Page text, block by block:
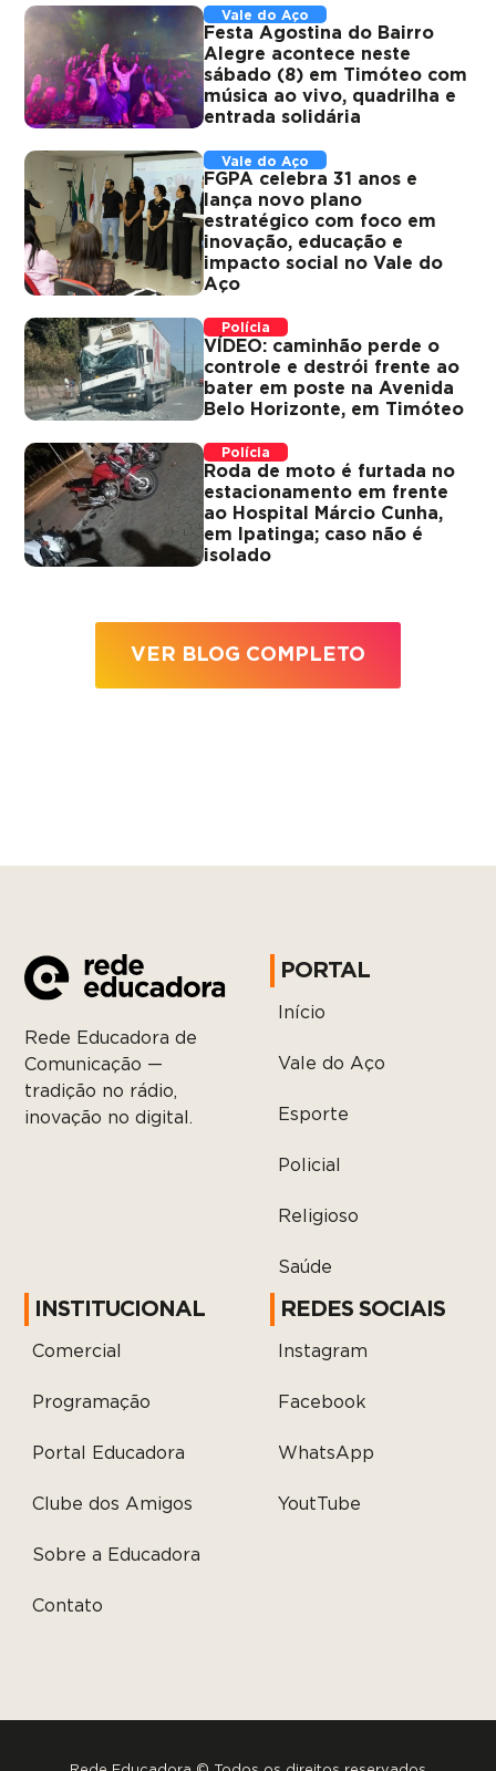
Vale do Aço
Festa Agostina do Bairro
Alegre acontece neste
sábado (8) em Timóteo com
música ao vivo, quadrilha e
entrada solidária
Vale do Aço
FGPA celebra 31 anos e
lança novo plano
estratégico com foco em
inovação, educação e
impacto social no Vale do
Aço
Polícia
VÍDEO: caminhão perde o
controle e destrói frente ao
bater em poste na Avenida
Belo Horizonte, em Timóteo
Polícia
Roda de moto é furtada no
estacionamento em frente
ao Hospital Márcio Cunha,
em Ipatinga; caso não é
isolado
VER BLOG COMPLETO
Rede Educadora de
Comunicação —
tradição no rádio,
inovação no digital.
PORTAL
Início
Vale do Aço
Esporte
Policial
Religioso
Saúde
INSTITUCIONAL
Comercial
Programação
Portal Educadora
Clube dos Amigos
Sobre a Educadora
Contato
REDES SOCIAIS
Instagram
Facebook
WhatsApp
YoutTube